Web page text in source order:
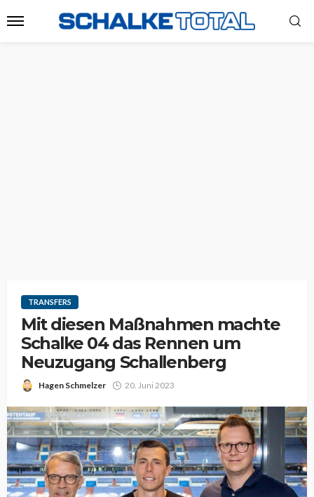
TRANSFERS
Mit diesen Maßnahmen machte
Schalke 04 das Rennen um
Neuzugang Schallenberg
Hagen Schmelzer 20. Juni 2023